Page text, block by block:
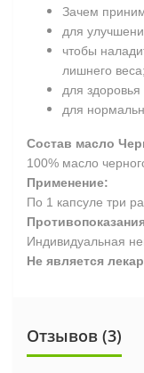
Зачем
для
чтобы
лишнего веса;
для
для
Состав масло
100% масло
Применение:
По 1 капсуле три
Индивидуальная
Не является
Отзывов (3)